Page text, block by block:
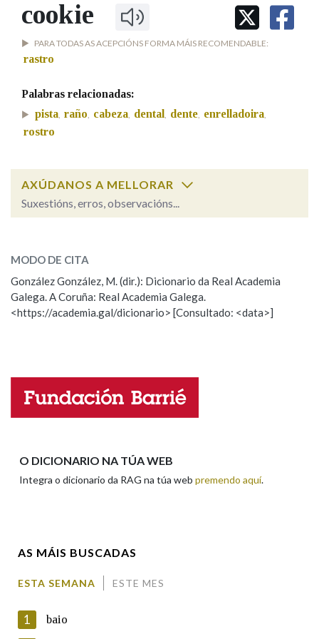
IDENTIDADE CORPORATIVA
MARCIAL DEL ADALID
CASA-MUSEO EMILIA PARDO
FIGURAS HOMENAXEADAS
HISTORIA
Facebook
TwitterYoutubeInstagram
Bluesky
BUSCAR NOS LEMAS
Comeza por
Remata por
BUSCAR NO CONTIDO
Nos exemplos
cookie
PARA TODAS AS ACEPCIÓNS FORMA MÁIS RECOMENDABLE:
rastro
Palabras relacionadas:
pista, raño, cabeza, dental , dente, enrelladoira,
rostro
AXÚDANOS A MELLORAR
Suxestións, erros, observacións...
ESCOLLE UNHA OPCIÓN:
Observación Hai un erro na palabra
Propoño mellorar a definición
Nome
MODO DE CITA
González González, M. (dir.): Dicionario da Real Academia
Galega. A Coruña: Real Academia Galega.
<https://academia.gal/dicionario> [Consultado: <data>]
O DICIONARIO NA TÚA WEB
Integra o dicionario da RAG na túa web premendo aquí.
AS MÁIS BUSCADAS
ESTA SEMANA ESTE MES
1 baio